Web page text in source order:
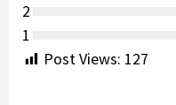
2
1
Post Views: 127